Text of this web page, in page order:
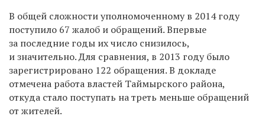
В общей сложности уполномоченному в 2014 году
поступило 67 жалоб и обращений. Впервые
за последние годы их число снизилось,
и значительно. Для сравнения, в 2013 году было
зарегистрировано 122 обращения. В докладе
отмечена работа властей Таймырского района,
откуда стало поступать на треть меньше обращений
от жителей.